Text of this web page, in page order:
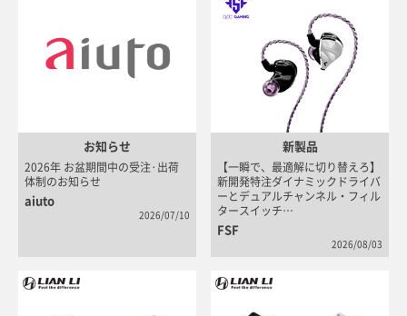
お知らせ
2026年 お盆期間中の受注·出荷
体制のお知らせ
aiuto
2026/07/10
新製品
【一瞬で、最適解に切り替えろ】
新開発特注ダイナミックドライバ
ーとデュアルチャンネル・フィル
タースイッチ…
FSF
2026/08/03